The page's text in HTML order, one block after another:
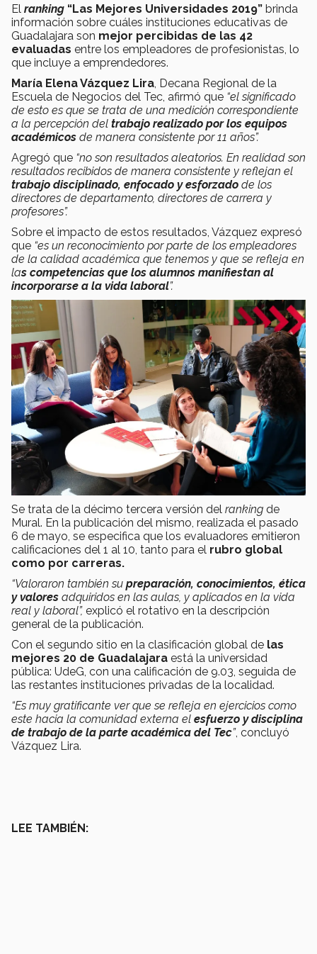
El ranking “Las Mejores Universidades 2019” brinda
información sobre cuáles instituciones educativas de
Guadalajara son mejor percibidas de las 42
evaluadas entre los empleadores de profesionistas, lo
que incluye a emprendedores.
María Elena Vázquez Lira , Decana Regional de la
Escuela de Negocios del Tec, afirmó que “el significado
de esto es que se trata de una medición correspondiente
a la percepción del trabajo realizado por los equipos
académicos de manera consistente por 11 años”.
Agregó que “no son resultados aleatorios. En realidad son
resultados recibidos de manera consistente y reflejan el
trabajo disciplinado, enfocado y esforzado de los
directores de departamento, directores de carrera y
profesores”.
Sobre el impacto de estos resultados, Vázquez expresó
que “es un reconocimiento por parte de los empleadores
de la calidad académica que tenemos y que se refleja en
las competencias que los alumnos manifiestan al
incorporarse a la vida laboral”.
Se trata de la décimo tercera versión del ranking de
Mural. En la publicación del mismo, realizada el pasado
6 de mayo, se especifica que los evaluadores emitieron
calificaciones del 1 al 10, tanto para el rubro global
como por carreras.
“Valoraron también su preparación, conocimientos, ética
y valores adquiridos en las aulas, y aplicados en la vida
real y laboral”, explicó el rotativo en la descripción
general de la publicación.
Con el segundo sitio en la clasificación global de las
mejores 20 de Guadalajara está la universidad
pública: UdeG, con una calificación de 9.03, seguida de
las restantes instituciones privadas de la localidad.
“Es muy gratificante ver que se refleja en ejercicios como
este hacia la comunidad externa el esfuerzo y disciplina
de trabajo de la parte académica del Tec”, concluyó
Vázquez Lira.
LEE TAMBIÉN: